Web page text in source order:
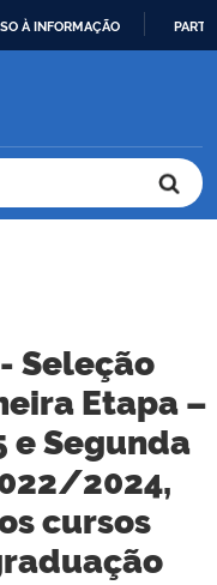
À INFORMAÇÃO
Seleção
Etapa –
Segunda
2024,
cursos